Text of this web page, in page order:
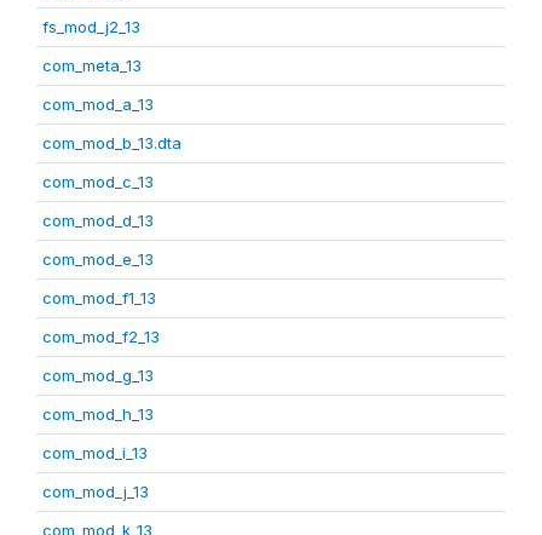
fs_mod_j2_13
com_meta_13
com_mod_a_13
com_mod_b_13.dta
com_mod_c_13
com_mod_d_13
com_mod_e_13
com_mod_f1_13
com_mod_f2_13
com_mod_g_13
com_mod_h_13
com_mod_i_13
com_mod_j_13
com_mod_k_13